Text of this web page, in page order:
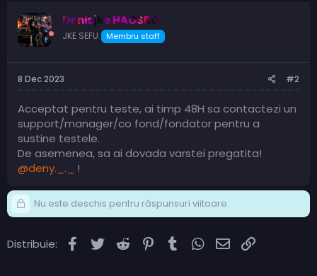
Denisjke HAOSRO
JKE SEFU Membru staff
8 Dec 2023 #2
Acceptat pentru teste, ai timp 48H sa contactezi un
support/manager/co fond/fondator pentru a
sustine testele.
De asemenea, sa ai dovada varstei pregatita!
@deny._._
!
Nu este deschis pentru răspunsuri viitoare.
Distribuie: Facebook
TwitterReddit PinterestTumblrWhatsApp
Email